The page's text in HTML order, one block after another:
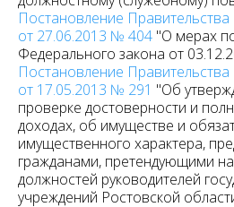
Постановление
от 27.06.2013 № 404 "О мерах
Федерального закона от
Постановление
от 17.05.2013 № 291 "Об
проверке достоверности и
доходах, об имуществе и
имущественного характера,
гражданами, претендующими
должностей руководителей
учреждений Ростовской